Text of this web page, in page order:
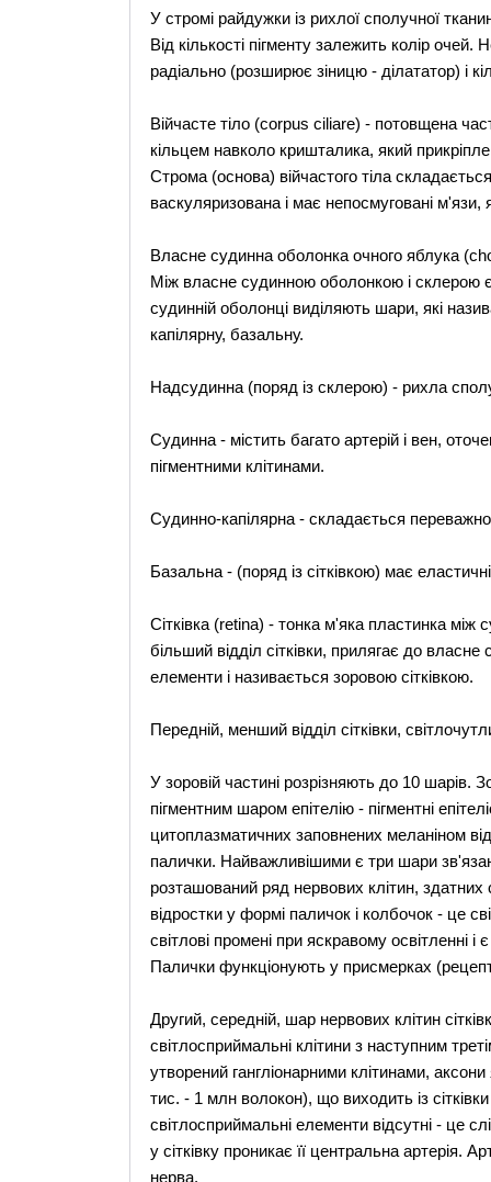
У стромі райдужки із рихлої сполучної
Від кількості пігменту залежить колір
радіально (розширює зіницю - ділататор) і
Війчасте тіло (corpus ciliare) - потовщена
кільцем навколо кришталика, який
Строма (основа) війчастого тіла
васкуляризована і має непосмуговані
Власне судинна оболонка очного яблука
Між власне судинною оболонкою і склерою
судинній оболонці виділяють шари, які
капілярну, базальну.
Надсудинна (поряд із склерою) - рихла
Судинна - містить багато артерій і вен,
пігментними клітинами.
Судинно-капілярна - складається переважно
Базальна - (поряд із сітківкою) має
Сітківка (retina) - тонка м'яка пластинка
більший відділ сітківки, прилягає до
елементи і називається зоровою сітківкою.
Передній, менший відділ сітківки,
У зоровій частині розрізняють до 10 шарів.
пігментним шаром епітелію - пігментні
цитоплазматичних заповнених меланіном
палички. Найважливішими є три шари
розташований ряд нервових клітин,
відростки у формі паличок і колбочок - це
світлові промені при яскравому освітленні
Палички функціонують у присмерках
Другий, середній, шар нервових клітин
світлосприймальні клітини з наступним
утворений гангліонарними клітинами,
тис. - 1 млн волокон), що виходить із
світлосприймальні елементи відсутні - це
у сітківку проникає її центральна артерія.
нерва.